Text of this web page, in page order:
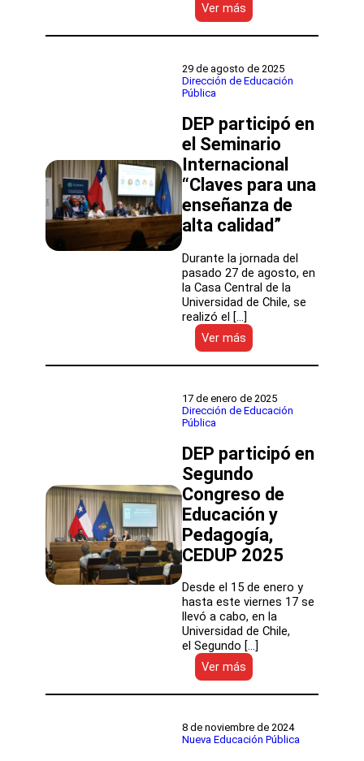
Ver más
DEP
participa
Seminario
Provincial
Pública
en
el
contexto
del
Desarrollo
Profesional
Docente
29 de agosto de 2025
Dirección de Educación
Pública
DEP participó en
el Seminario
Internacional
“Claves para una
enseñanza de
alta calidad”
Durante la jornada del
pasado 27 de agosto, en
la Casa Central de la
Universidad de Chile, se
realizó el […]
Ver más
DEP
participó
el
Seminario
para
una
enseñanza
de
alta
calidad”
17 de enero de 2025
Dirección de Educación
Pública
DEP participó en
Segundo
Congreso de
Educación y
Pedagogía,
CEDUP 2025
Desde el 15 de enero y
hasta este viernes 17 se
llevó a cabo, en la
Universidad de Chile,
el Segundo […]
Ver más
DEP
participó
Segundo
Congreso
8 de noviembre de 2024
Nueva Educación Pública